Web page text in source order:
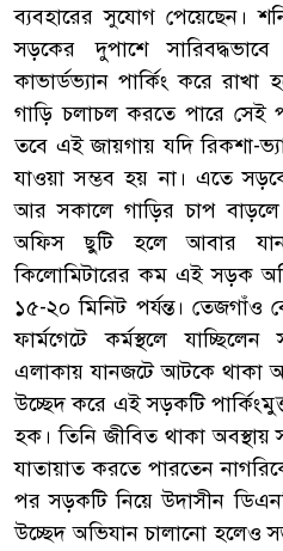
ব্যবহারের সুযোগ পেয়েছেন।
সড়কের দুপাশে
কাভার্ডভ্যান পার্কিং করে
গাড়ি চলাচল করতে পারে সেই
তবে এই জায়গায় যদি রিকশা-
যাওয়া সম্ভব হয় না। এতে
আর সকালে গাড়ির চাপ
অফিস ছুটি হলে আবার
কিলোমিটারের কম এই সড়ক
১৫-২০ মিনিট পর্যন্ত। তেজগাঁও
ফার্মগেটে কর্মস্থলে যাচ্ছিলেন
এলাকায় যানজটে আটকে থাকা
উচ্ছেদ করে এই সড়কটি
হক। তিনি জীবিত থাকা অবস্থায়
যাতায়াত করতে পারতেন
পর সড়কটি নিয়ে উদাসীন
উচ্ছেদ অভিযান চালানো হলেও